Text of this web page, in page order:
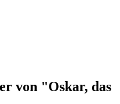
von "Oskar, das